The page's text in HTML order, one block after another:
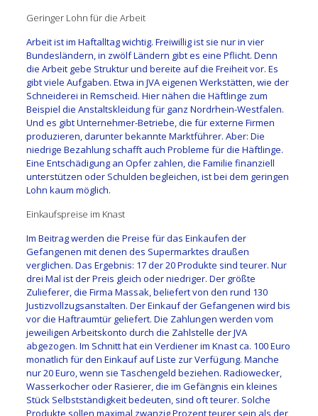
Geringer Lohn für die Arbeit
Arbeit ist im Haftalltag wichtig. Freiwillig ist sie nur in vier
Bundesländern, in zwölf Ländern gibt es eine Pflicht. Denn
die Arbeit gebe Struktur und bereite auf die Freiheit vor. Es
gibt viele Aufgaben. Etwa in JVA eigenen Werkstätten, wie der
Schneiderei in Remscheid. Hier nähen die Häftlinge zum
Beispiel die Anstaltskleidung für ganz Nordrhein-Westfalen.
Und es gibt Unternehmer-Betriebe, die für externe Firmen
produzieren, darunter bekannte Marktführer. Aber: Die
niedrige Bezahlung schafft auch Probleme für die Häftlinge.
Eine Entschädigung an Opfer zahlen, die Familie finanziell
unterstützen oder Schulden begleichen, ist bei dem geringen
Lohn kaum möglich.
Einkaufspreise im Knast
Im Beitrag werden die Preise für das Einkaufen der
Gefangenen mit denen des Supermarktes draußen
verglichen. Das Ergebnis: 17 der 20 Produkte sind teurer. Nur
drei Mal ist der Preis gleich oder niedriger. Der größte
Zulieferer, die Firma Massak, beliefert von den rund 130
Justizvollzugsanstalten. Der Einkauf der Gefangenen wird bis
vor die Haftraumtür geliefert. Die Zahlungen werden vom
jeweiligen Arbeitskonto durch die Zahlstelle der JVA
abgezogen. Im Schnitt hat ein Verdiener im Knast ca. 100 Euro
monatlich für den Einkauf auf Liste zur Verfügung. Manche
nur 20 Euro, wenn sie Taschengeld beziehen. Radiowecker,
Wasserkocher oder Rasierer, die im Gefängnis ein kleines
Stück Selbstständigkeit bedeuten, sind oft teurer. Solche
Produkte sollen maximal zwanzig Prozent teurer sein als der